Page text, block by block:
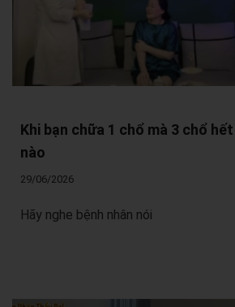
Khi bạn chữa 1 chổ mà 3 chổ
nào
29/06/2026
Hãy nghe bệnh nhân nói